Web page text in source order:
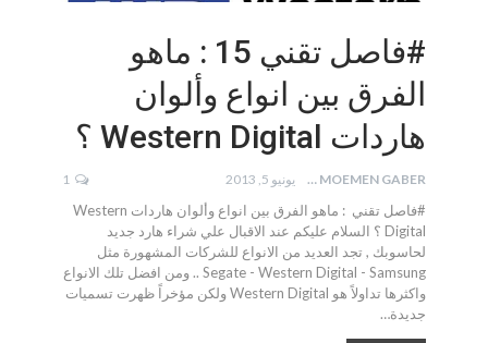
#فاصل تقني 15 : ماهو
الفرق بين انواع وألوان
هاردات Western Digital ؟
MOEMEN GABER يونيو 5, 2013
#فاصل تقني : ماهو الفرق بين انواع وألوان هاردات Western
Digital ؟ السلام عليكم عند الاقبال علي شراء هارد جديد
لحاسوبك , تجد العديد من الانواع للشركات المشهورة مثل
Segate - Western Digital - Samsung .. ومن افضل تلك الانواع
واكثرها تداولاً هو Western Digital ولكن مؤخراً ظهرت تسميات
جديدة…